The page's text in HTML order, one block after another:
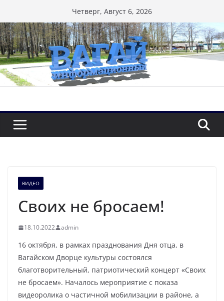
к
содержимому
Четверг, Август 6, 2026
ВИДЕО
Своих не бросаем!
18.10.2022 admin
16 октября, в рамках празднования Дня отца, в
Вагайском Дворце культуры состоялся
благотворительный, патриотический концерт «Своих
не бросаем». Началось мероприятие с показа
видеоролика о частичной мобилизации в районе, а